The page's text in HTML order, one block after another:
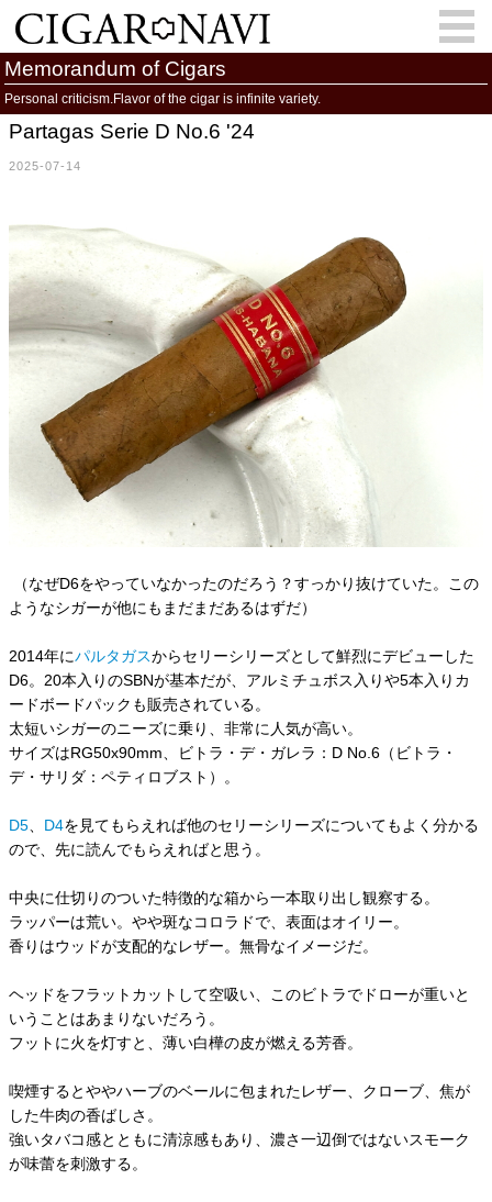
会員登録 お問い合わせ
Cigar Information
Memorandum 葉巻人
Cigar Map
Memorandum of Cigars
Personal criticism.Flavor of the cigar is infinite variety.
Partagas Serie D No.6 '24
2025-07-14
（なぜD6をやっていなかったのだろう？すっかり抜けていた。この
ようなシガーが他にもまだまだあるはずだ）
2014年にパルタガスからセリーシリーズとして鮮烈にデビューした
D6。20本入りのSBNが基本だが、アルミチュボス入りや5本入りカ
ードボードパックも販売されている。
太短いシガーのニーズに乗り、非常に人気が高い。
サイズはRG50x90mm、ビトラ・デ・ガレラ：D No.6（ビトラ・
デ・サリダ：ペティロブスト）。
D5 D4を見てもらえれば他のセリーシリーズについてもよく分かる
ので、先に読んでもらえればと思う。
中央に仕切りのついた特徴的な箱から一本取り出し観察する。
ラッパーは荒い。やや斑なコロラドで、表面はオイリー。
香りはウッドが支配的なレザー。無骨なイメージだ。
ヘッドをフラットカットして空吸い、このビトラでドローが重いと
いうことはあまりないだろう。
フットに火を灯すと、薄い白樺の皮が燃える芳香。
喫煙するとややハーブのベールに包まれたレザー、クローブ、焦が
した牛肉の香ばしさ。
強いタバコ感とともに清涼感もあり、濃さ一辺倒ではないスモーク
が味蕾を刺激する。